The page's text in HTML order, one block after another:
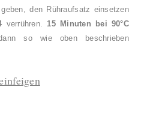
den Rühraufsatz einsetzen
verrühren.15 Minuten bei 90°C
so wie oben beschrieben